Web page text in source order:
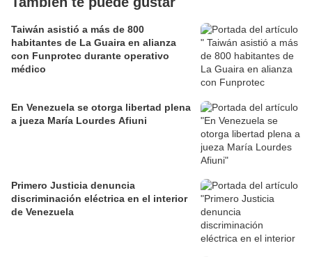
Taiwán asistió a más de 800
habitantes de La Guaira en alianza
con Funprotec durante operativo
médico
En Venezuela se otorga libertad plena
a jueza María Lourdes Afiuni
Primero Justicia denuncia
discriminación eléctrica en el interior
de Venezuela